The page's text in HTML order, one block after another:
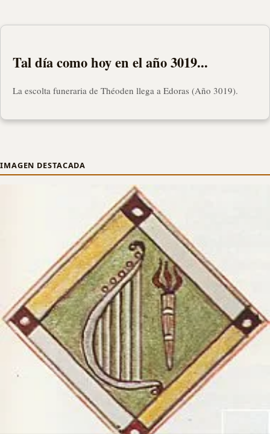
Tal día como hoy en el año 3019...
La escolta funeraria de Théoden llega a Edoras (Año 3019).
IMAGEN DESTACADA